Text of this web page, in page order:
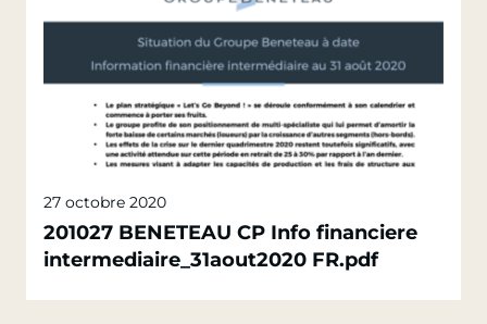
27 octobre 2020
201027 BENETEAU CP Info financiere
intermediaire_31aout2020 FR.pdf